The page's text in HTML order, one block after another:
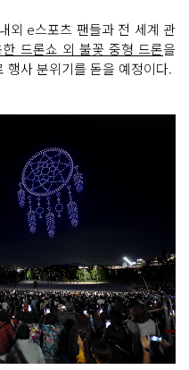
외 e스포츠 팬들과 전 세계 관
드론쇼 외 불꽃 중형 드론을
행사 분위기를 돋을 예정이다.